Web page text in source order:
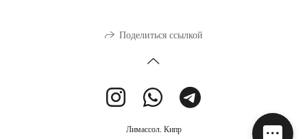
Поделиться ссылкой
Лимассол. Кипр